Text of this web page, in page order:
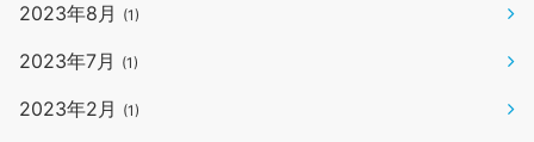
2023年8月 (1)
2023年7月 (1)
2023年2月 (1)